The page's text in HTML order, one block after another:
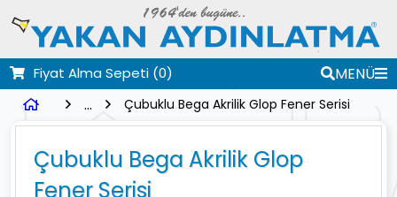
Fiyat Alma Sepeti (0)
MENÜ
...
Çubuklu Bega Akrilik Glop Fener Serisi
Çubuklu Bega Akrilik Glop
Fener Serisi